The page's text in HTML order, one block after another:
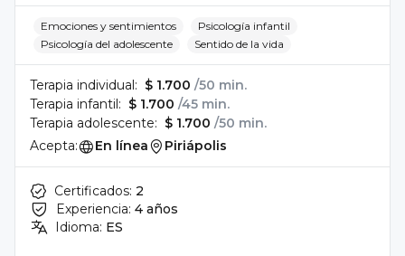
Emociones y sentimientos
Psicología infantil
Psicología del adolescente
Sentido de la vida
Terapia individual: $ 1.700 /50 min.
Terapia infantil: $ 1.700 /45 min.
Terapia adolescente: $ 1.700 /50 min.
Acepta:
En línea Piriápolis
Certificados: 2
Experiencia: 4 años
Idioma: ES